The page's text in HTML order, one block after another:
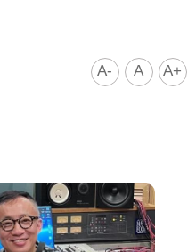
A- A A+